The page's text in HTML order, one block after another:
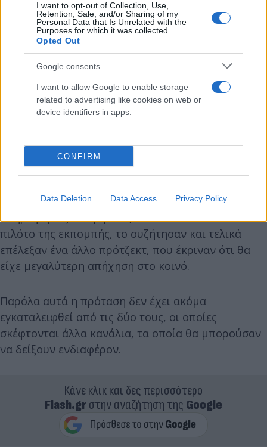
I want to opt-out of Collection, Use,
Retention, Sale, and/or Sharing of my
Personal Data that Is Unrelated with the
Purposes for which it was collected.
Opted Out
Google consents
I want to allow Google to enable storage
related to advertising like cookies on web or
device identifiers in apps.
CONFIRM
Data Deletion Data Access Privacy Policy
Πληροφορίες αναφέρουν, ότι στο κανάλι είδαν τον
πιλότο της εκπομπής, το συζήτησαν και τελικά
επέλεξαν ένα άλλο πρότζεκτ, που έκριναν ότι θα
είχε μεγαλύτερη απήχηση στο κοινό.
Παρόλα αυτά η πρόταση δεν έχει ακόμα
εγκαταλειφθεί από τις δύο τους, οι οποίες
σκέφτονται άλλα κανάλια, τα οποία θα μπορούσαν
να δείξουν ενδιαφέρον.
Κάνε κλικ και δες περισσότερο
Flash.grστην αναζήτηση της Google